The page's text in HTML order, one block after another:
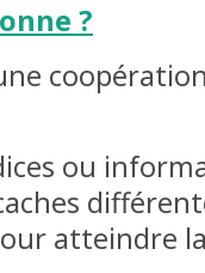
?
ou
atteindre